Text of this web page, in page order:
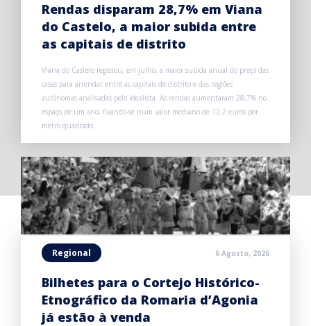
Rendas disparam 28,7% em Viana
do Castelo, a maior subida entre
as capitais de distrito
Viana do Castelo registou, em julho, a maior subida anual do preço das
casas para arrendar entre as capitais de distrito e das regiões
autónomas analisadas pelo idealista. As rendas aumentaram 28,7% no
espaço de um ano, fixando-se num valor mediano de 12,2 euros por
metro quadrado.
Regional 6 Agosto, 2026
Bilhetes para o Cortejo Histórico-
Etnográfico da Romaria d’Agonia
já estão à venda